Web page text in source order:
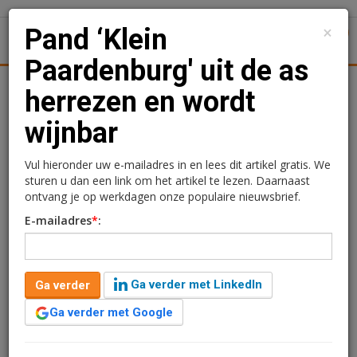
Transacties Werk
Pand ‘Klein Paardenburg'
uit de as herrezen en
wordt wijnbar
Nadat het voormalige pand van Bistro Klein
Paardenburg in Oudekerk aan de Amstel (Amstelveen)
in 2015 afbrandde is het volledig en milieubewust
×
Pand ‘Klein
Paardenburg' uit de as
herrezen en wordt
wijnbar
Vul hieronder uw e-mailadres in en lees dit artikel gratis. We
sturen u dan een link om het artikel te lezen. Daarnaast
ontvang je op werkdagen onze populaire nieuwsbrief.
E-mailadres*:
Ga verder
Ga verder met LinkedIn
Ga verder met Google